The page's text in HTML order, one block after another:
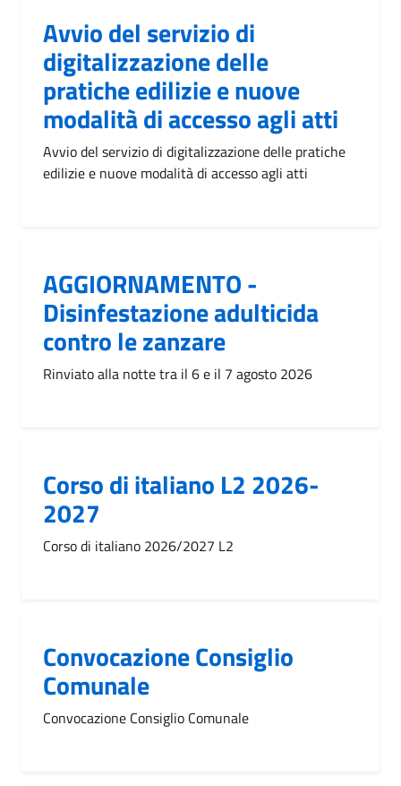
Avvio del servizio di
digitalizzazione delle
pratiche edilizie e nuove
modalità di accesso agli atti
Avvio del servizio di digitalizzazione delle pratiche
edilizie e nuove modalità di accesso agli atti
AGGIORNAMENTO -
Disinfestazione adulticida
contro le zanzare
Rinviato alla notte tra il 6 e il 7 agosto 2026
Corso di italiano L2 2026-
2027
Corso di italiano 2026/2027 L2
Convocazione Consiglio
Comunale
Convocazione Consiglio Comunale